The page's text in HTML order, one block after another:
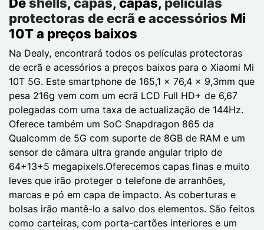
protectoras de ecrã eaccessórios Mi
10T a preços baixos
Na Dealy, encontrará todos os películas protectoras
de ecrã e acessórios a preços baixos para o Xiaomi Mi
10T 5G. Este smartphone de 165,1 x 76,4 x 9,3mm que
pesa 216g vem com um ecrã LCD Full HD+ de 6,67
polegadas com uma taxa de actualização de 144Hz.
Oferece também um SoC Snapdragon 865 da
Qualcomm de 5G com suporte de 8GB de RAM e um
sensor de câmara ultra grande angular triplo de
64+13+5 megapixels.Oferecemos capas finas e muito
leves que irão proteger o telefone de arranhões,
marcas e pó em capa de impacto. As coberturas e
bolsas irão mantê-lo a salvo dos elementos. São feitos
como carteiras, com porta-cartões interiores e um